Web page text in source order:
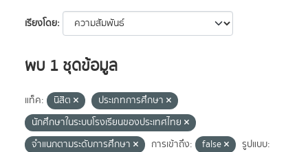
เรียงโดย
พบ 1 ชุดข้อมูล
แท็ค: นิสิต
ประเภทการศึกษา
นักศึกษาในระบบโรงเรียนของประเทศไทย
จำแนกตามระดับการศึกษา
การเข้าถึง: false
รูปแบบ: